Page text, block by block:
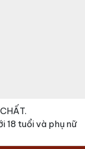
18 tuổi và phụ nữ